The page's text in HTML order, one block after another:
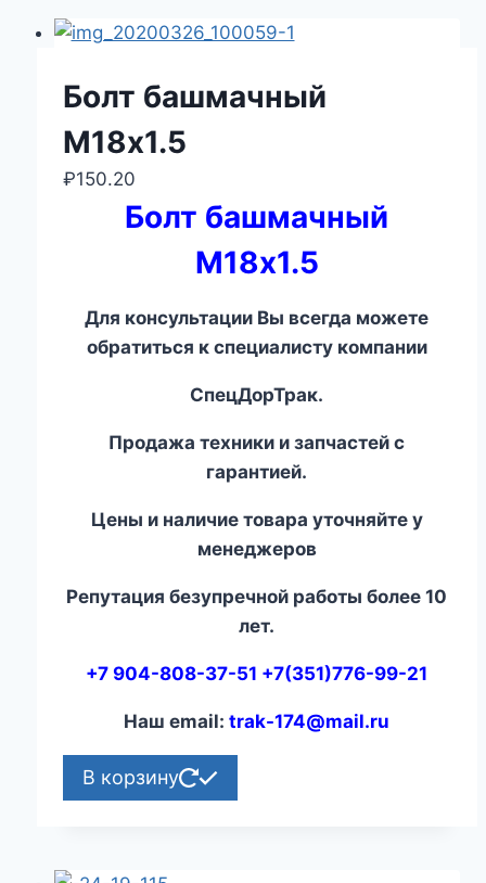
Болт башмачный
М18х1.5
₽150.20
Болт башмачный
М18х1.5
Для консультации Вы всегда можете
обратиться к специалисту компании
СпецДорТрак.
Продажа техники и запчастей с
гарантией.
Цены и наличие товара уточняйте у
менеджеров
Репутация безупречной работы более 10
лет.
+7 904-808-37-51 +7(351)776-99-21
Наш email:trak-174@mail.ru
В корзину